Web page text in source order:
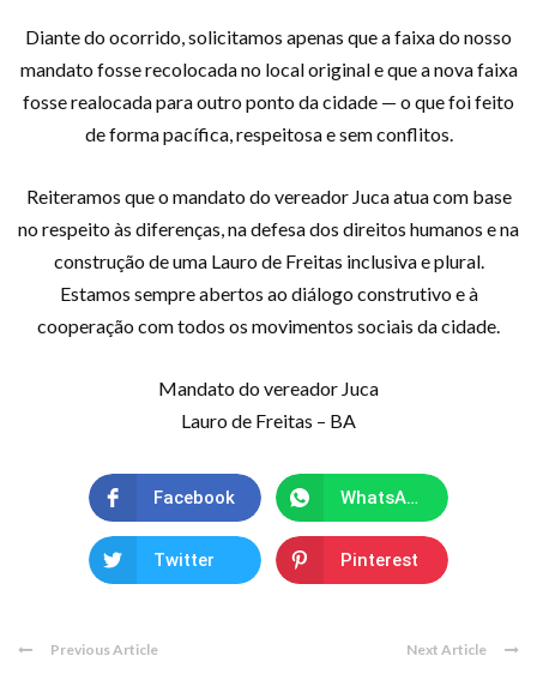
Diante do ocorrido, solicitamos apenas que a faixa do nosso
mandato fosse recolocada no local original e que a nova faixa
fosse realocada para outro ponto da cidade — o que foi feito
de forma pacífica, respeitosa e sem conflitos.
Reiteramos que o mandato do vereador Juca atua com base
no respeito às diferenças, na defesa dos direitos humanos e na
construção de uma Lauro de Freitas inclusiva e plural.
Estamos sempre abertos ao diálogo construtivo e à
cooperação com todos os movimentos sociais da cidade.
Mandato do vereador Juca
Lauro de Freitas – BA
Facebook WhatsApp
Twitter Pinterest
Previous Article Next Article